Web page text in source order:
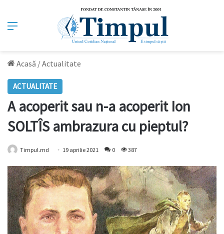
Meniu
Acasă /Actualitate
ACTUALITATE
A acoperit sau n-a acoperit Ion
SOLTÎS ambrazura cu pieptul?
Timpul.md 19 aprilie 2021 0 387